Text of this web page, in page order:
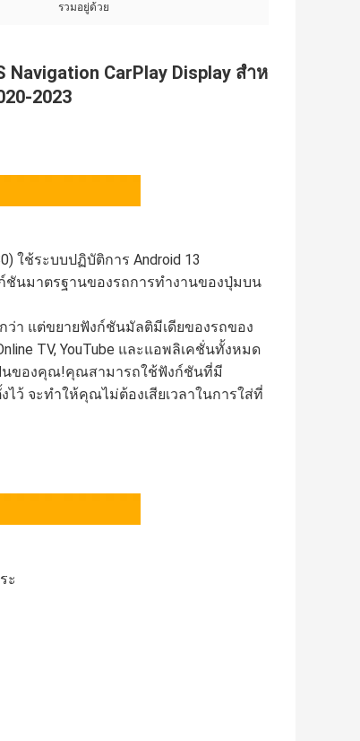
รวมอยู่ด้วย
Navigation CarPlay Display สําห
2023
ใช้ระบบปฏิบัติการ Android 13
ชันมาตรฐานของรถการทํางานของปุ่มบน
ว่า แต่ขยายฟังก์ชันมัลติมีเดียของรถของ
TV, YouTube และแอพลิเคชั่นทั้งหมด
นของคุณ!คุณสามารถใช้ฟังก์ชันที่มี
ไว้ จะทําให้คุณไม่ต้องเสียเวลาในการใส่ที่
ะ